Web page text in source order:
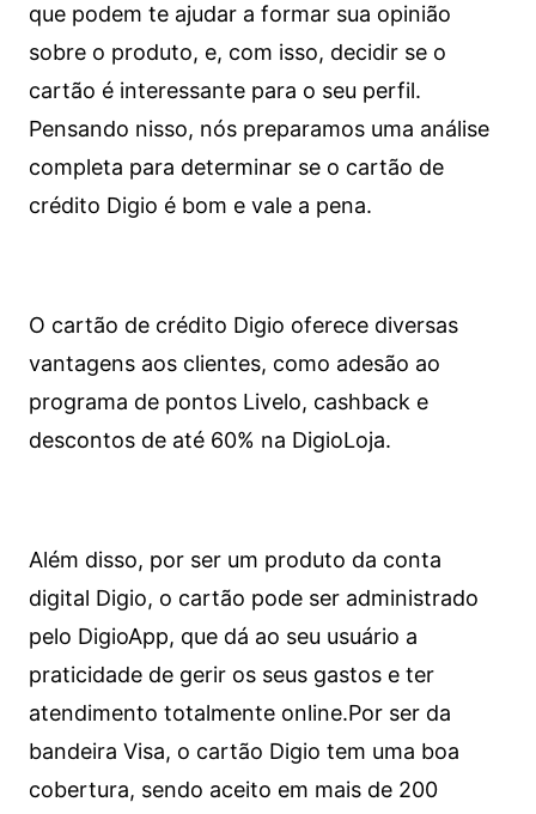
que podem te ajudar a formar sua opinião
sobre o produto, e, com isso, decidir se o
cartão é interessante para o seu perfil.
Pensando nisso, nós preparamos uma análise
completa para determinar se o cartão de
crédito Digio é bom e vale a pena.
O cartão de crédito Digio oferece diversas
vantagens aos clientes, como adesão ao
programa de pontos Livelo, cashback e
descontos de até 60% na DigioLoja.
Além disso, por ser um produto da conta
digital Digio, o cartão pode ser administrado
pelo DigioApp, que dá ao seu usuário a
praticidade de gerir os seus gastos e ter
atendimento totalmente online.Por ser da
bandeira Visa, o cartão Digio tem uma boa
cobertura, sendo aceito em mais de 200